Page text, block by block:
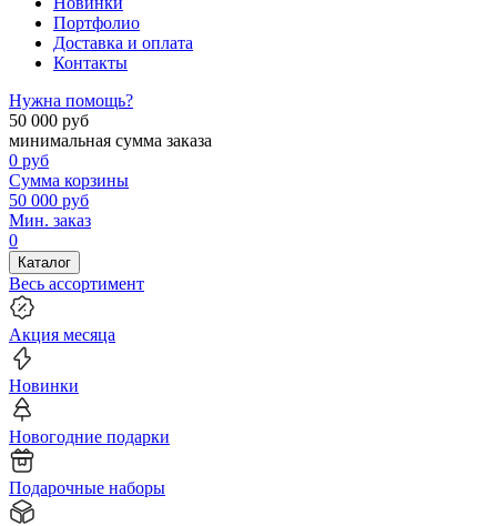
Портфолио
Доставка и оплата
Контакты
Нужна помощь?
50 000 руб
минимальная сумма заказа
0 руб
Сумма корзины
50 000 руб
Мин. заказ
0
Каталог
Весь ассортимент
Акция месяца
Новинки
Новогодние подарки
Подарочные наборы